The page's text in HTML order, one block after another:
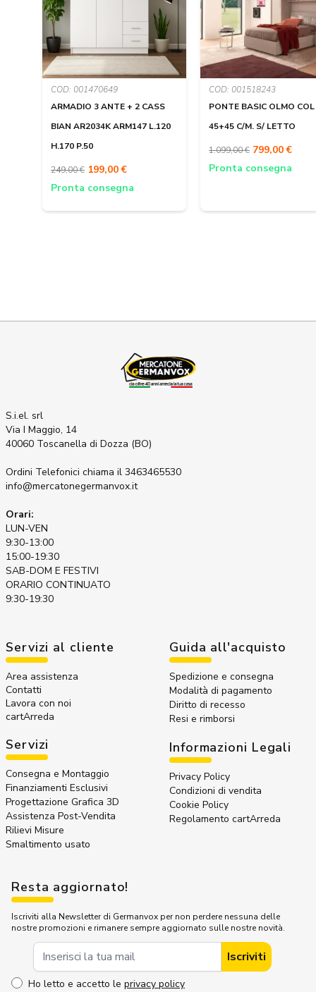
COD: 001470649
ARMADIO 3 ANTE + 2 CASS
BIAN AR2034K ARM147 L.120
H.170 P.50
249,00 € 199,00 €
Pronta consegna
COD: 001518243
PONTE BASIC OLMO COL
45+45 C/M. S/ LETTO
1.099,00 € 799,00 €
Pronta consegna
S.i.el. srl
Via I Maggio, 14
40060 Toscanella di Dozza (BO)
Ordini Telefonici chiama il 3463465530
info@mercatonegermanvox.it
Orari:
LUN-VEN
9:30-13:00
15:00-19:30
SAB-DOM E FESTIVI
ORARIO CONTINUATO
9:30-19:30
Servizi al cliente
Area assistenza
Contatti
Lavora con noi
cartArreda
Servizi
Consegna e Montaggio
Finanziamenti Esclusivi
Progettazione Grafica 3D
Assistenza Post-Vendita
Rilievi Misure
Smaltimento usato
Guida all'acquisto
Spedizione e consegna
Modalità di pagamento
Diritto di recesso
Resi e rimborsi
Informazioni Legali
Privacy Policy
Condizioni di vendita
Cookie Policy
Regolamento cartArreda
Resta aggiornato!
Iscriviti alla Newsletter di Germanvox per non perdere nessuna delle
nostre promozioni e rimanere sempre aggiornato sulle nostre novità.
Iscriviti
Ho letto e accetto le privacy policy